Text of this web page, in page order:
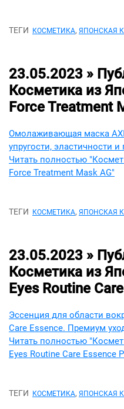
ТЕГИ КОСМЕТИКА, ЯПОНСКАЯ
23.05.2023 »
Косметика из
Force Treatment
Омолаживающая маска
упругости, эластичности
Читать полностью
Force Treatment Mask AG"
ТЕГИ КОСМЕТИКА, ЯПОНСКАЯ
23.05.2023 »
Косметика из
Eyes Routine
Эссенция для области
Care Essence. Премиум
Читать полностью
Eyes Routine Care Essence
ТЕГИ КОСМЕТИКА, ЯПОНСКАЯ